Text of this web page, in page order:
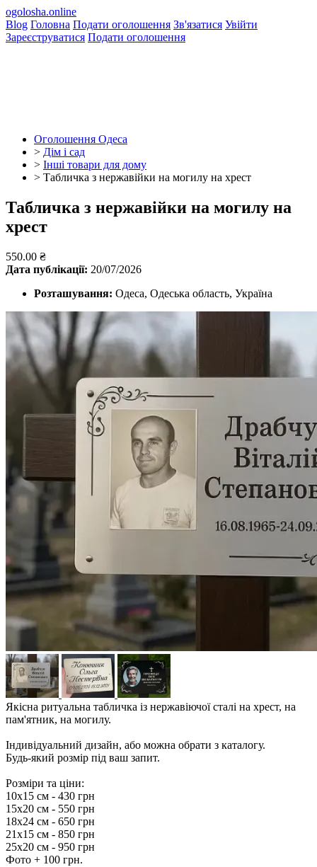
ogolosha.online
Blog Головна Подати оголошення Зв'язатися Увійти
Зареєструватися Подати оголошення
Оголошення Одеса
> Дім і сад
> Інші товари для дому
> Табличка з нержавійки на могилу на хрест
Табличка з нержавійки на могилу на
хрест
550.00 ₴
Дата публікації: 20/07/2026
Розташування: Одеса, Одеська область, Україна
Якісна ритуальна табличка із нержавіючої сталі на хрест, на
пам'ятник, на могилу.
Індивідуальний дизайн, або можна обрати з каталогу.
Будь-який розмір під ваш запит.
Розміри та ціни:
10х15 см - 430 грн
15х20 см - 550 грн
18х24 см - 650 грн
21х15 см - 850 грн
25х20 см - 950 грн
Фото + 100 грн.